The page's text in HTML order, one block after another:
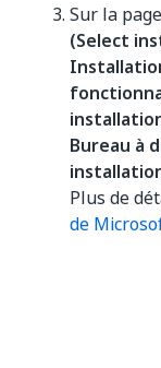
Sur la page
(Select
Bureau à
Plus de
de